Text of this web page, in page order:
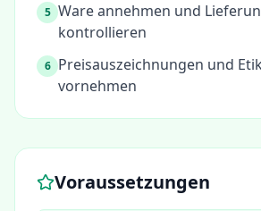
5 Ware annehmen und
kontrollieren
6 Preisauszeichnungen und
vornehmen
Voraussetzungen